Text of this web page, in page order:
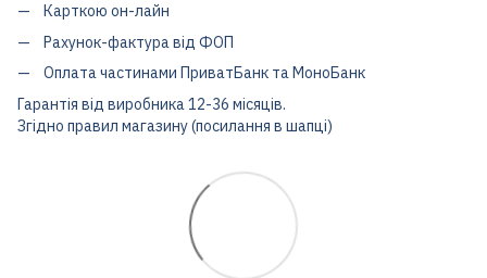
Карткою он-лайн
Рахунок-фактура від ФОП
Оплата частинами ПриватБанк та МоноБанк
Гарантія від виробника 12-36 місяців.
Згідно правил магазину (посилання в шапці)